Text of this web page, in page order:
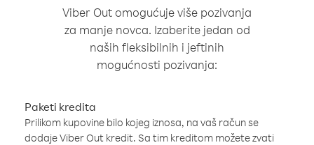
Viber Out omogućuje više pozivanja
za manje novca. Izaberite jedan od
naših fleksibilnih i jeftinih
mogućnosti pozivanja:
Paketi kredita
Prilikom kupovine bilo kojeg iznosa, na vaš račun se
dodaje Viber Out kredit. Sa tim kreditom možete zvati